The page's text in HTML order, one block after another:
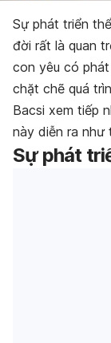
Sự phát triển
đời rất là quan
con yêu có
chặt chẽ quá
Bacsi xem tiếp
này diễn ra như
Sự phát